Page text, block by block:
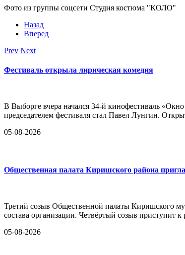
Фото из группы соцсети Студия костюма "КОЛО"
Назад
Вперед
Prev Next
Фестиваль открыла лирическая комедия
В Выборге вчера начался 34-й кинофестиваль
председателем фестиваля стал Павел Лунгин.
05-08-2026
Общественная палата Киришского района
Третий созыв Общественной палаты Киришского
состава организации. Четвёртый созыв приступит
05-08-2026